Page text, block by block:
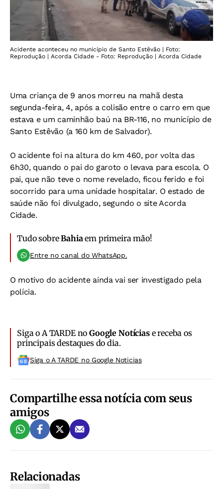
Acidente aconteceu no município de Santo Estêvão | Foto:
Reprodução | Acorda Cidade - Foto: Reprodução | Acorda Cidade
Uma criança de 9 anos morreu na mahã desta
segunda-feira, 4, após a colisão entre o carro em que
estava e um caminhão baú na BR-116, no município de
Santo Estêvão (a 160 km de Salvador).
O acidente foi na altura do km 460, por volta das
6h30, quando o pai do garoto o levava para escola. O
pai, que não teve o nome revelado, ficou ferido e foi
socorrido para uma unidade hospitalar. O estado de
saúde não foi divulgado, segundo o site Acorda
Cidade.
Tudo sobreBahiaem primeira mão!
Entre no canal do WhatsApp.
O motivo do acidente ainda vai ser investigado pela
polícia.
Siga o A TARDE noGoogle Notíciase receba os
principais destaques do dia.
Siga o A TARDE no Google Noticias
Compartilhe essa notícia com seus
amigos
Relacionadas